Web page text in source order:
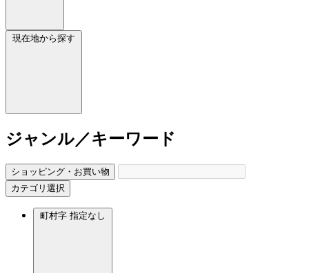
現在地から探す
ジャンル／キーワード
ショッピング・お買い物
カテゴリ選択
町村字 指定なし